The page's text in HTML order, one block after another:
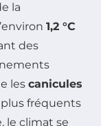
la
1,2 °C
des
les canicules
fréquents
le climat se